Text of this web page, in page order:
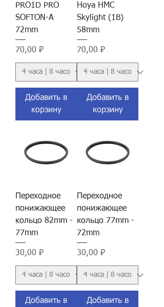
PRO1D PRO
SOFTON-A
72mm
Цена
70,00 ₽
Добавить в
корзину
Hoya HMC
Skylight (1B)
58mm
Цена
70,00 ₽
Добавить в
корзину
Переходное
понижающее
кольцо 82mm -
77mm
Цена
30,00 ₽
Добавить в
Переходное
понижающее
кольцо 77mm -
72mm
Цена
30,00 ₽
Добавить в